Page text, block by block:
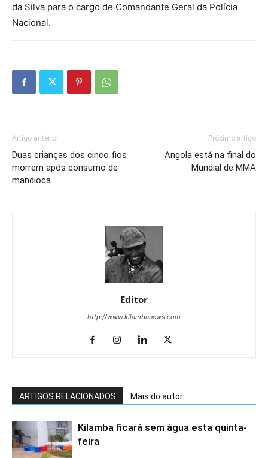
da Silva para o cargo de Comandante Geral da Polícia
Nacional.
Artigo anterior
Duas crianças dos cinco fios
morrem após consumo de
mandioca
Próximo artigo
Angola está na final do
Mundial de MMA
Editor
http://www.kilambanews.com
ARTIGOS RELACIONADOS Mais do autor
Kilamba ficará sem água esta quinta-
feira